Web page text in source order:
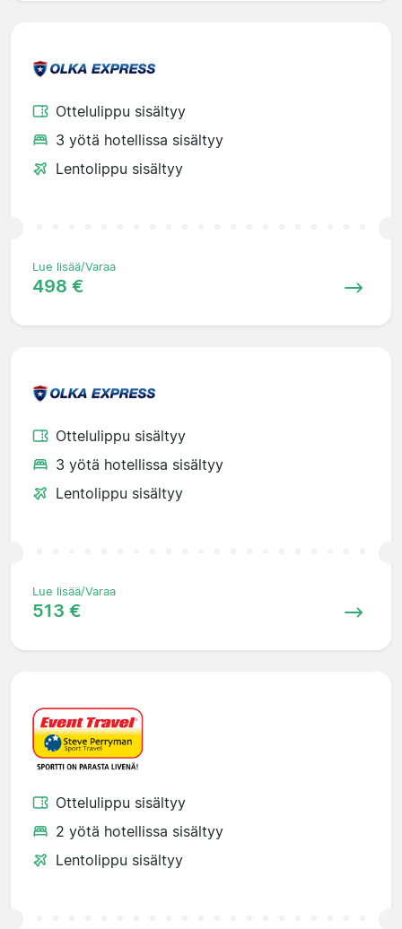
Ottelulippu sisältyy
3 yötä hotellissa sisältyy
Lentolippu sisältyy
Lue lisää/Varaa
498 €
Ottelulippu sisältyy
3 yötä hotellissa sisältyy
Lentolippu sisältyy
Lue lisää/Varaa
513 €
Ottelulippu sisältyy
2 yötä hotellissa sisältyy
Lentolippu sisältyy